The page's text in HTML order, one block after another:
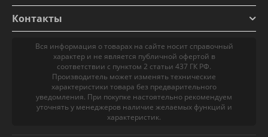
Контакты
Вся информация о товарах на сайте носит справочный
характер и не является публичной офертой в
соответствии с пунктом 2 статьи 437 ГК РФ.
Производитель может изменять технические
характеристики товара без предварительного
уведомления. При покупке настоятельно рекомендуем
уточнять у менеджеров наличие желаемых функций и
характеристик.